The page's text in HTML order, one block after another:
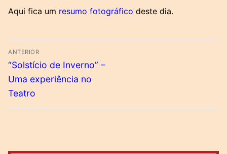
Aqui fica um resumo fotográfico deste dia.
Navegação
de
artigos
ANTERIOR
Previous
post:
“Solstício de Inverno” –
Uma experiência no
Teatro